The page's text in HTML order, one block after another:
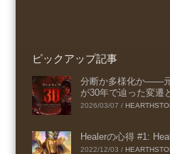
ピックアップ記事
分断か多様化か――元
が30年で辿った変遷
2026/03/07 /
Healerの心得 #1:
2022/12/03 /